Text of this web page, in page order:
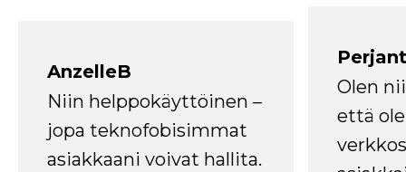
AnzelleB
Niin helppokäyttöinen –
jopa teknofobisimmat
asiakkaani voivat hallita.
Olen
että